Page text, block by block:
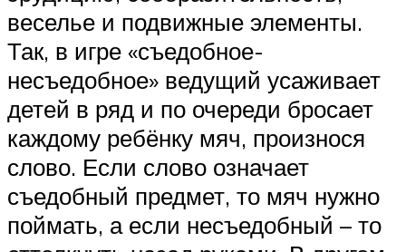
веселье и подвижные элементы.
Так, в игре «съедобное-
несъедобное» ведущий усаживает
детей в ряд и по очереди бросает
каждому ребёнку мяч, произнося
слово. Если слово означает
съедобный предмет, то мяч нужно
поймать, а если несъедобный – то